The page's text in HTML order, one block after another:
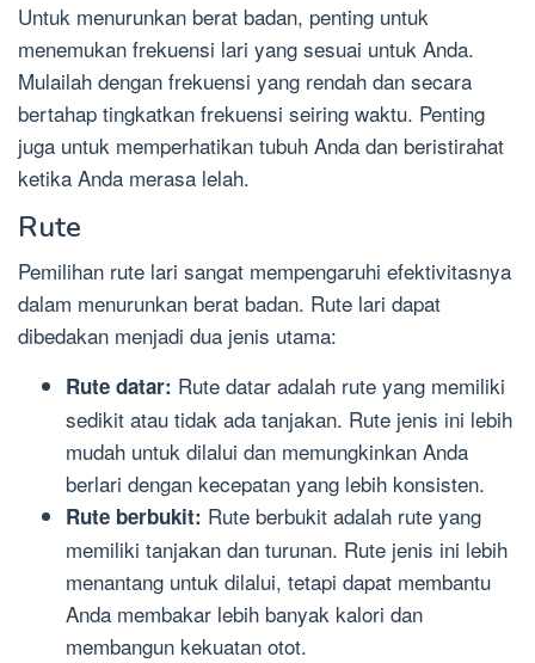
Untuk menurunkan berat badan, penting untuk
menemukan frekuensi lari yang sesuai untuk Anda.
Mulailah dengan frekuensi yang rendah dan secara
bertahap tingkatkan frekuensi seiring waktu. Penting
juga untuk memperhatikan tubuh Anda dan beristirahat
ketika Anda merasa lelah.
Rute
Pemilihan rute lari sangat mempengaruhi efektivitasnya
dalam menurunkan berat badan. Rute lari dapat
dibedakan menjadi dua jenis utama:
Rute datar: Rute datar adalah rute yang memiliki
sedikit atau tidak ada tanjakan. Rute jenis ini lebih
mudah untuk dilalui dan memungkinkan Anda
berlari dengan kecepatan yang lebih konsisten.
Rute berbukit: Rute berbukit adalah rute yang
memiliki tanjakan dan turunan. Rute jenis ini lebih
menantang untuk dilalui, tetapi dapat membantu
Anda membakar lebih banyak kalori dan
membangun kekuatan otot.